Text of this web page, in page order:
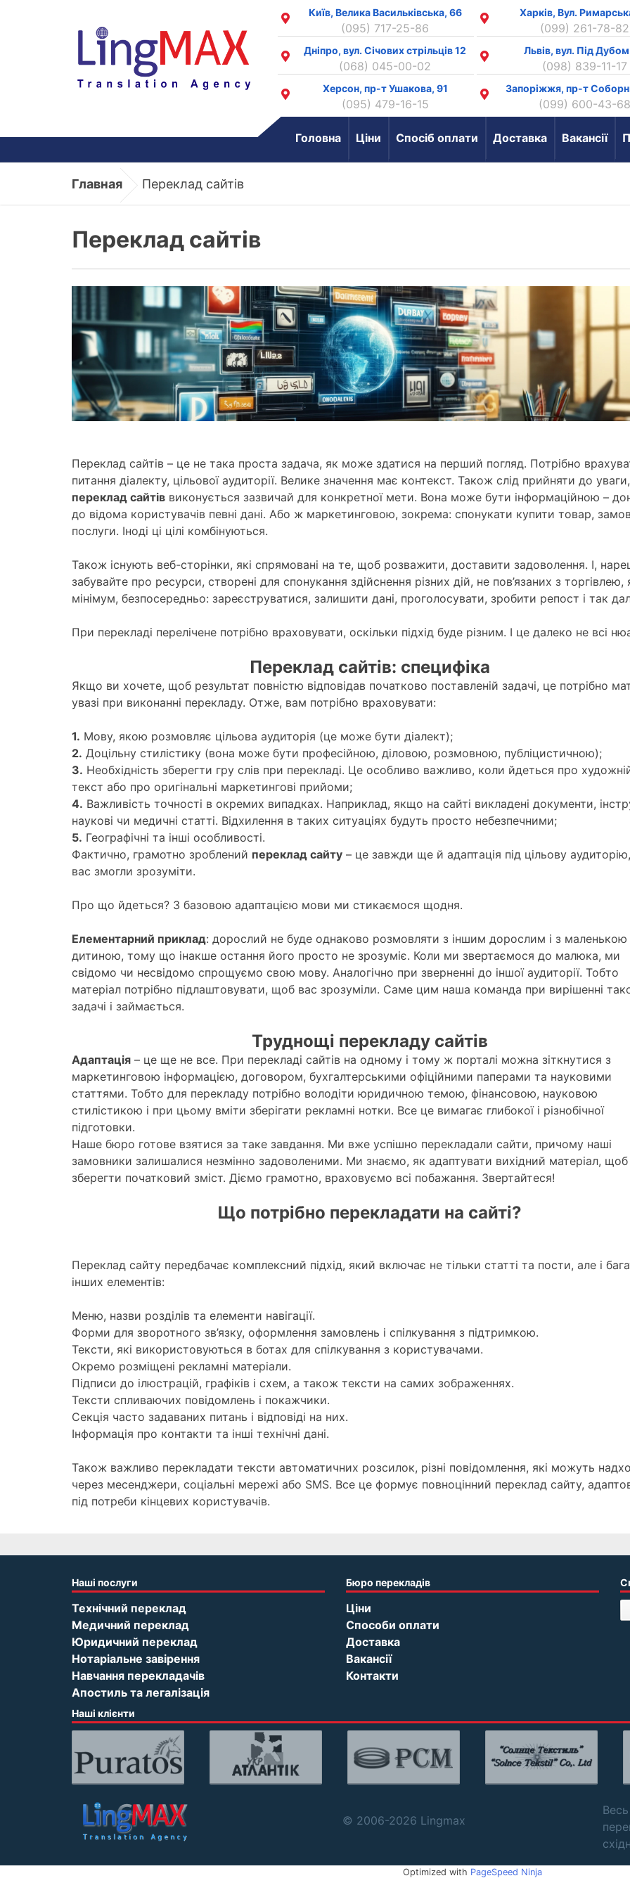
Київ, Велика Васильківська, 66
(095) 717-25-86
Харків, Вул.
(099) 261-78-82
Дніпро, вул. Січових стрільців 12
(068) 045-00-02
Львів, вул. Під
(098) 839-11-17
Херсон, пр-т Ушакова, 91
(095) 479-16-15
Запоріжжя, пр-т
(099) 600-43-68
Головна Ціни Спосіб оплати Доставка Вакансії
Главная Переклад сайтів
Переклад сайтів
Переклад сайтів – це не така проста задача, як може здатися на перший погляд. Потрібно
питання діалекту, цільової аудиторії. Велике значення має контекст. Також слід прийняти до
переклад сайтів виконується зазвичай для конкретної мети. Вона може бути інформаційною –
до відома користувачів певні дані. Або ж маркетинговою, зокрема: спонукати купити товар,
послуги. Іноді ці цілі комбінуються.
Також існують веб-сторінки, які спрямовані на те, щоб розважити, доставити задоволення. І,
забувайте про ресурси, створені для спонукання здійснення різних дій, не пов’язаних з торгівлею,
мінімум, безпосередньо: зареєструватися, залишити дані, проголосувати, зробити репост і так
При перекладі перелічене потрібно враховувати, оскільки підхід буде різним. І це далеко не всі
Переклад сайтів: специфіка
Якщо ви хочете, щоб результат повністю відповідав початково поставленій задачі, це потрібно
увазі при виконанні перекладу. Отже, вам потрібно враховувати:
1. Мову, якою розмовляє цільова аудиторія (це може бути діалект);
2. Доцільну стилістику (вона може бути професійною, діловою, розмовною, публіцистичною);
3. Необхідність зберегти гру слів при перекладі. Це особливо важливо, коли йдеться про
текст або про оригінальні маркетингові прийоми;
4. Важливість точності в окремих випадках. Наприклад, якщо на сайті викладені документи,
наукові чи медичні статті. Відхилення в таких ситуаціях будуть просто небезпечними;
5. Географічні та інші особливості.
Фактично, грамотно зроблений переклад сайту – це завжди ще й адаптація під цільову
вас змогли зрозуміти.
Про що йдеться? З базовою адаптацією мови ми стикаємося щодня.
Елементарний приклад: дорослий не буде однаково розмовляти з іншим дорослим і з маленькою
дитиною, тому що інакше остання його просто не зрозуміє. Коли ми звертаємося до малюка, ми
свідомо чи несвідомо спрощуємо свою мову. Аналогічно при зверненні до іншої аудиторії. Тобто
матеріал потрібно підлаштовувати, щоб вас зрозуміли. Саме цим наша команда при вирішенні
задачі і займається.
Труднощі перекладу сайтів
Адаптація – це ще не все. При перекладі сайтів на одному і тому ж порталі можна зіткнутися з
маркетинговою інформацією, договором, бухгалтерськими офіційними паперами та науковими
статтями. Тобто для перекладу потрібно володіти юридичною темою, фінансовою, науковою
стилістикою і при цьому вміти зберігати рекламні нотки. Все це вимагає глибокої і різнобічної
підготовки.
Наше бюро готове взятися за таке завдання. Ми вже успішно перекладали сайти, причому наші
замовники залишалися незмінно задоволеними. Ми знаємо, як адаптувати вихідний матеріал, щоб
зберегти початковий зміст. Діємо грамотно, враховуємо всі побажання. Звертайтеся!
Що потрібно перекладати на сайті?
Переклад сайту передбачає комплексний підхід, який включає не тільки статті та пости, але і
інших елементів:
Меню, назви розділів та елементи навігації.
Форми для зворотного зв’язку, оформлення замовлень і спілкування з підтримкою.
Тексти, які використовуються в ботах для спілкування з користувачами.
Окремо розміщені рекламні матеріали.
Підписи до ілюстрацій, графіків і схем, а також тексти на самих зображеннях.
Тексти спливаючих повідомлень і покажчики.
Секція часто задаваних питань і відповіді на них.
Інформація про контакти та інші технічні дані.
Також важливо перекладати тексти автоматичних розсилок, різні повідомлення, які можуть
через месенджери, соціальні мережі або SMS. Все це формує повноцінний переклад сайту,
під потреби кінцевих користувачів.
Наші послуги
Технічний переклад
Медичний переклад
Юридичний переклад
Нотаріальне завірення
Навчання перекладачів
Апостиль та легалізація
Бюро перекладів
Ціни
Способи оплати
Доставка
Вакансії
Контакти
Наші клієнти
© 2006-2026 Lingmax
Optimized with PageSpeed Ninja